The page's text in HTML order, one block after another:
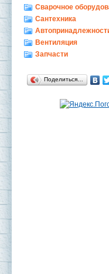
Сварочное
Сантехника
Вентиляция
Запчасти
Поделиться…